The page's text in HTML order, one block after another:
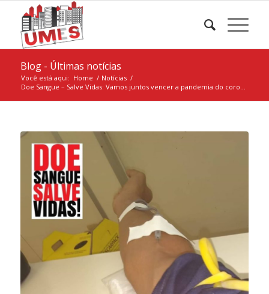
Blog - Últimas notícias
Você está aqui: Home / Notícias /
Doe Sangue – Salve Vidas: Vamos juntos vencer a pandemia do coro...